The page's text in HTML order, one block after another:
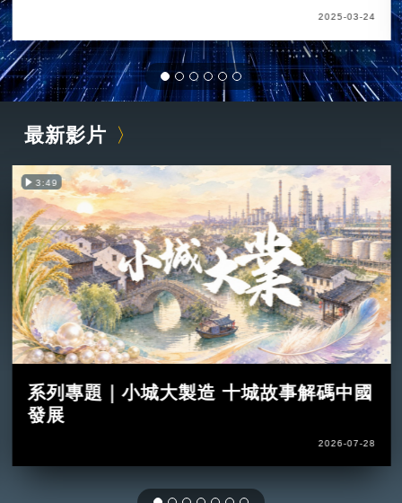
2025-03-24
最新影片
3:49
系列專題｜小城大製造 十城故事解碼中國
發展
2026-07-28